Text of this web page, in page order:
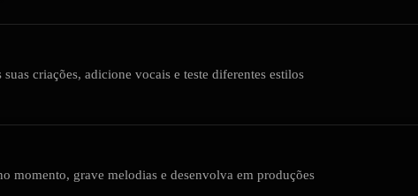
criações, adicione vocais e teste diferentes estilos
momento, grave melodias e desenvolva em produções